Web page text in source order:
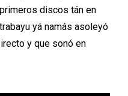
discos tán en
yá namás asoleyó
y que sonó en